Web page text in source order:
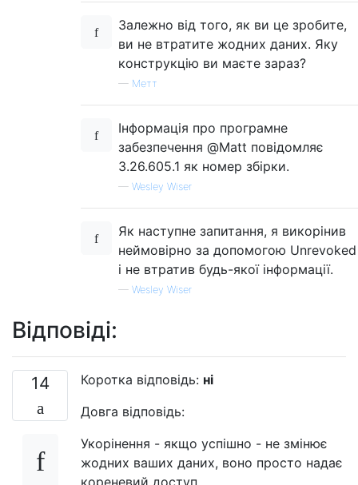
Залежно від того, як ви це зробите,
ви не втратите жодних даних. Яку
конструкцію ви маєте зараз?
— Метт
Інформація про програмне
забезпечення @Matt повідомляє
3.26.605.1 як номер збірки.
— Wesley Wiser
Як наступне запитання, я викорінив
неймовірно за допомогою Unrevoked
і не втратив будь-якої інформації.
— Wesley Wiser
Відповіді:
14 Коротка відповідь: ні
Довга відповідь:
Укорінення - якщо успішно - не змінює
жодних ваших даних, воно просто надає
кореневий доступ.